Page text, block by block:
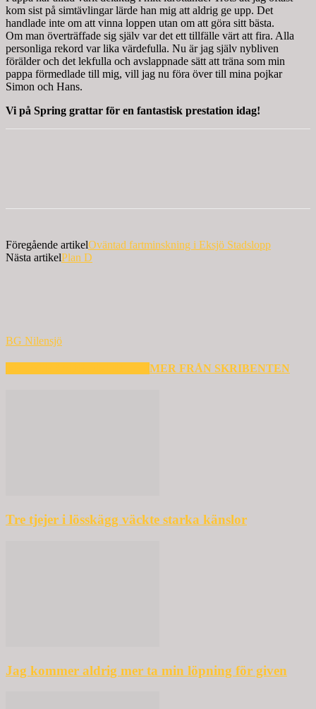
kom sist på simtävlingar lärde han mig att aldrig ge upp. Det
handlade inte om att vinna loppen utan om att göra sitt bästa.
Om man överträffade sig själv var det ett tillfälle värt att fira. Alla
personliga rekord var lika värdefulla. Nu är jag själv nybliven
förälder och det lekfulla och avslappnade sätt att träna som min
pappa förmedlade till mig, vill jag nu föra över till mina pojkar
Simon och Hans.
Vi på Spring grattar för en fantastisk prestation idag!
Föregående artikelOväntad fartminskning i Eksjö Stadslopp
Nästa artikelPlan D
BG Nilensjö
MER FRÅN SKRIBENTEN
Tre tjejer i lösskägg väckte starka känslor
Jag kommer aldrig mer ta min löpning för given